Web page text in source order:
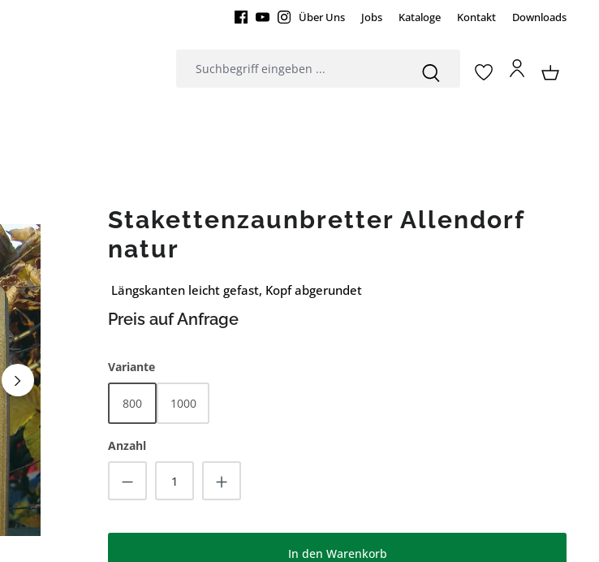
Über Uns Jobs Kataloge Kontakt Downloads
Stakettenzaunbretter Allendorf
natur
Längskanten leicht gefast, Kopf abgerundet
Preis auf Anfrage
Varianteauswählen
800 1000
Anzahl
Produkt Anzahl: Gib den gewünschten Wert ein
In den Warenkorb